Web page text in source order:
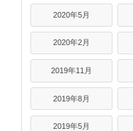
2020年5月
2020年2月
2019年11月
2019年8月
2019年5月